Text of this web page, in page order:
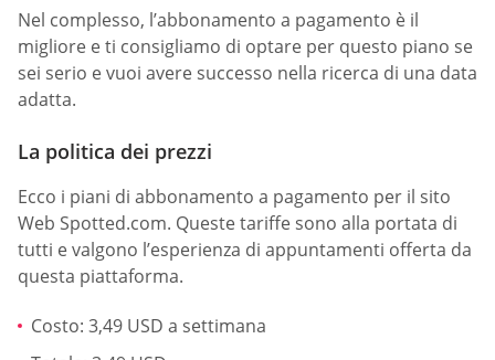
Nel complesso, l’abbonamento a pagamento è il
migliore e ti consigliamo di optare per questo piano se
sei serio e vuoi avere successo nella ricerca di una data
adatta.
La politica dei prezzi
Ecco i piani di abbonamento a pagamento per il sito
Web Spotted.com. Queste tariffe sono alla portata di
tutti e valgono l’esperienza di appuntamenti offerta da
questa piattaforma.
Costo: 3,49 USD a settimana